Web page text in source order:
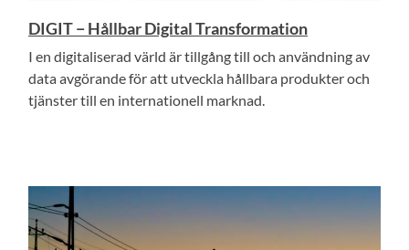
DIGIT − Hållbar Digital Transformation
I en digitaliserad värld är tillgång till och användning av
data avgörande för att utveckla hållbara produkter och
tjänster till en internationell marknad.